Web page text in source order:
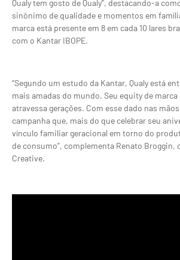
Qualy tem gosto de Qualy”, destacando-a
sinônimo de qualidade e momentos em
marca está presente em 8 em cada 10 lares
com o Kantar IBOPE.
“Segundo um estudo da Kantar, Qualy está
mais amadas do mundo. Seu equity de
atravessa gerações. Com esse dado nas
campanha que, mais do que celebrar seu
vínculo familiar geracional em torno do
de consumo”, complementa Renato Broggin,
Creative.